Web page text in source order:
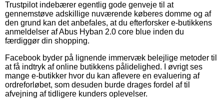
Trustpilot indebærer egentlig gode genveje til at
gennemstøve adskillige nuværende køberes domme og af
den grund kan det anbefales, at du efterforsker e-butikkens
anmeldelser af Abus Hyban 2.0 core blue inden du
færdiggør din shopping.
Facebook byder på lignende immervæk belejlige metoder til
at få indtryk af online butikkens pålidelighed. I øvrigt ses
mange e-butikker hvor du kan aflevere en evaluering af
ordreforløbet, som desuden burde drages fordel af til
afvejning af tidligere kunders oplevelser.